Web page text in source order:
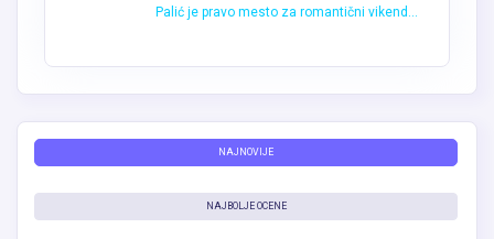
Palić je pravo mesto za romantični vikend...
NAJNOVIJE
NAJBOLJE OCENE